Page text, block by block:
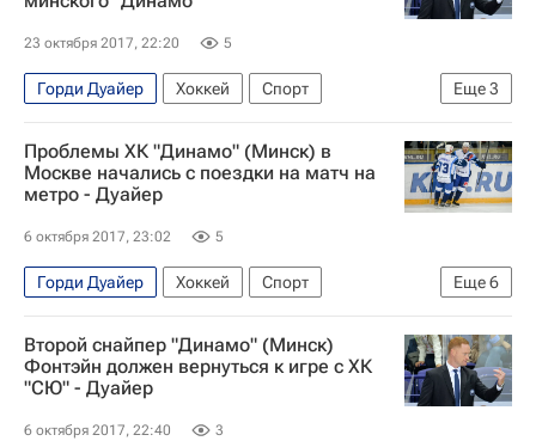
23 октября 2017, 22:20 5
Еще3
Горди Дуайер Хоккей
Спорт
КХЛ 2025-2026
Витязь Динамо (Минск)
Проблемы ХК "Динамо" (Минск) в
Москве начались с поездки на матч на
метро - Дуайер
6 октября 2017, 23:02 5
Еще6
Горди Дуайер Хоккей
Спорт
КХЛ 2025-2026
Динамо (Минск)
ХК Динамо (Москва)
Александр Павлович
Александр Китаров
Второй снайпер "Динамо" (Минск)
Фонтэйн должен вернуться к игре с ХК
"СЮ" - Дуайер
6 октября 2017, 22:40 3